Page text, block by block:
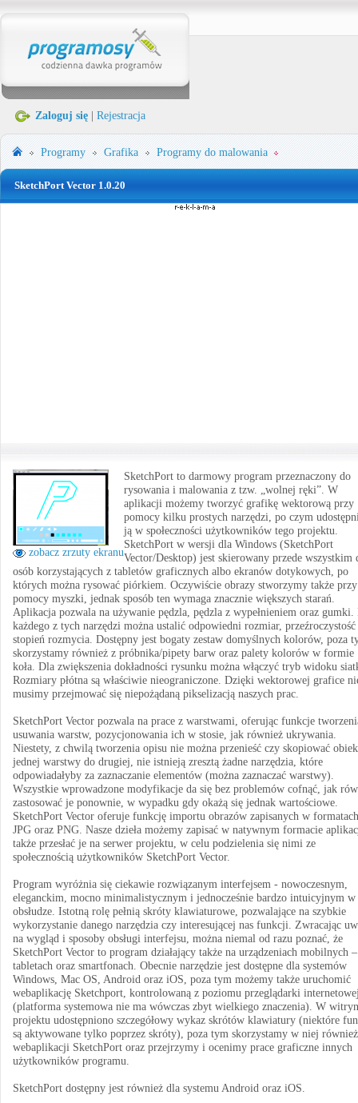
Zaloguj się Rejestracja
Programy Grafika Programy do malowania
SketchPort Vector 1.0.20
zobacz zrzuty ekranu
SketchPort to darmowy program przeznaczony do
rysowania i malowania z tzw. „wolnej ręki”. W
aplikacji możemy tworzyć grafikę wektorową przy
pomocy kilku prostych narzędzi, po czym
ją w społeczności użytkowników tego projektu.
SketchPort w wersji dla Windows (SketchPort
Vector/Desktop) jest skierowany przede wszystkim
osób korzystających z tabletów graficznych albo ekranów dotykowych, po
których można rysować piórkiem. Oczywiście obrazy stworzymy także przy
pomocy myszki, jednak sposób ten wymaga znacznie większych starań.
Aplikacja pozwala na używanie pędzla, pędzla z wypełnieniem oraz gumki.
każdego z tych narzędzi można ustalić odpowiedni rozmiar,
stopień rozmycia. Dostępny jest bogaty zestaw domyślnych kolorów, poza
skorzystamy również z próbnika/pipety barw oraz palety kolorów w formie
koła. Dla zwiększenia dokładności rysunku można włączyć tryb widoku
Rozmiary płótna są właściwie nieograniczone. Dzięki wektorowej grafice
musimy przejmować się niepożądaną pikselizacją naszych prac.
SketchPort Vector pozwala na prace z warstwami, oferując funkcje
usuwania warstw, pozycjonowania ich w stosie, jak również ukrywania.
Niestety, z chwilą tworzenia opisu nie można przenieść czy skopiować
jednej warstwy do drugiej, nie istnieją zresztą żadne narzędzia, które
odpowiadałyby za zaznaczanie elementów (można zaznaczać warstwy).
Wszystkie wprowadzone modyfikacje da się bez problemów cofnąć, jak
zastosować je ponownie, w wypadku gdy okażą się jednak wartościowe.
SketchPort Vector oferuje funkcję importu obrazów zapisanych w formatach
JPG oraz PNG. Nasze dzieła możemy zapisać w natywnym formacie
także przesłać je na serwer projektu, w celu podzielenia się nimi ze
społecznością użytkowników SketchPort Vector.
Program wyróżnia się ciekawie rozwiązanym interfejsem - nowoczesnym,
eleganckim, mocno minimalistycznym i jednocześnie bardzo intuicyjnym w
obsłudze. Istotną rolę pełnią skróty klawiaturowe, pozwalające na szybkie
wykorzystanie danego narzędzia czy interesującej nas funkcji. Zwracając
na wygląd i sposoby obsługi interfejsu, można niemal od razu poznać, że
SketchPort Vector to program działający także na urządzeniach mobilnych –
tabletach oraz smartfonach. Obecnie narzędzie jest dostępne dla systemów
Windows, Mac OS, Android oraz iOS, poza tym możemy także uruchomić
webaplikację Sketchport, kontrolowaną z poziomu przeglądarki
(platforma systemowa nie ma wówczas zbyt wielkiego znaczenia). W
projektu udostępniono szczegółowy wykaz skrótów klawiatury (niektóre
są aktywowane tylko poprzez skróty), poza tym skorzystamy w niej
webaplikacji SketchPort oraz przejrzymy i ocenimy prace graficzne innych
użytkowników programu.
SketchPort dostępny jest również dla systemu Android oraz iOS.